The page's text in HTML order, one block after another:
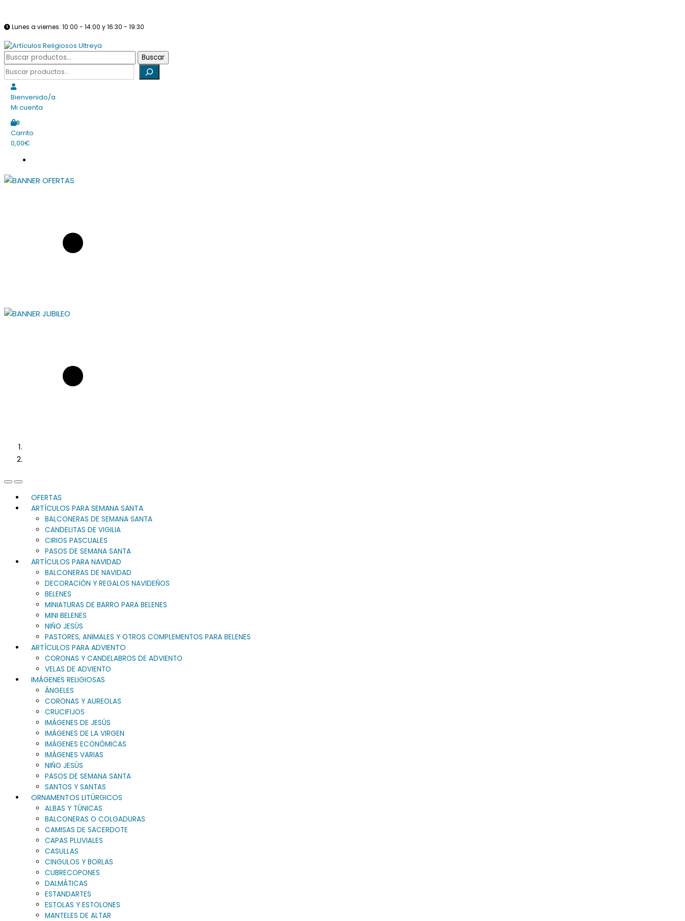
contenido
Lunes a viernes: 10:00 - 14:00 y 16:30 - 19:30
Artículos Religiosos Ultreya
Tienda online dedicada a la venta de todo tipo de artículos religiosos
Buscar
por:
Buscar
Buscar
Bienvenido/a
Mi cuenta
0
Carrito
0,00€
Previous
Slide
Next
SlideOFERTAS
ARTÍCULOS PARA SEMANA SANTA
BALCONERAS DE SEMANA SANTA
CANDELITAS DE VIGILIA
CIRIOS PASCUALES
PASOS DE SEMANA SANTA
ARTÍCULOS PARA NAVIDAD
BALCONERAS DE NAVIDAD
DECORACIÓN Y REGALOS NAVIDEÑOS
BELENES
MINIATURAS DE BARRO PARA BELENES
MINI BELENES
NIÑO JESÚS
PASTORES, ANIMALES Y OTROS COMPLEMENTOS PARA BELENES
ARTÍCULOS PARA ADVIENTO
CORONAS Y CANDELABROS DE ADVIENTO
VELAS DE ADVIENTO
IMÁGENES RELIGIOSAS
ÁNGELES
CORONAS Y AUREOLAS
CRUCIFIJOS
IMÁGENES DE JESÚS
IMÁGENES DE LA VIRGEN
IMÁGENES ECONÓMICAS
IMÁGENES VARIAS
NIÑO JESÚS
PASOS DE SEMANA SANTA
SANTOS Y SANTAS
ORNAMENTOS LITÚRGICOS
ALBAS Y TÚNICAS
BALCONERAS O COLGADURAS
CAMISAS DE SACERDOTE
CAPAS PLUVIALES
CASULLAS
CINGULOS Y BORLAS
CUBRECOPONES
DALMÁTICAS
ESTANDARTES
ESTOLAS Y ESTOLONES
MANTELES DE ALTAR